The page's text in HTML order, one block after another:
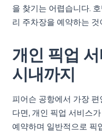
을 찾기는 어렵습니다.
리 주차장을 예약하는
개인 픽업
시내까지
피어슨 공항에서 가장
다면, 개인 픽업 서비스
예약하며 일반적으로 픽